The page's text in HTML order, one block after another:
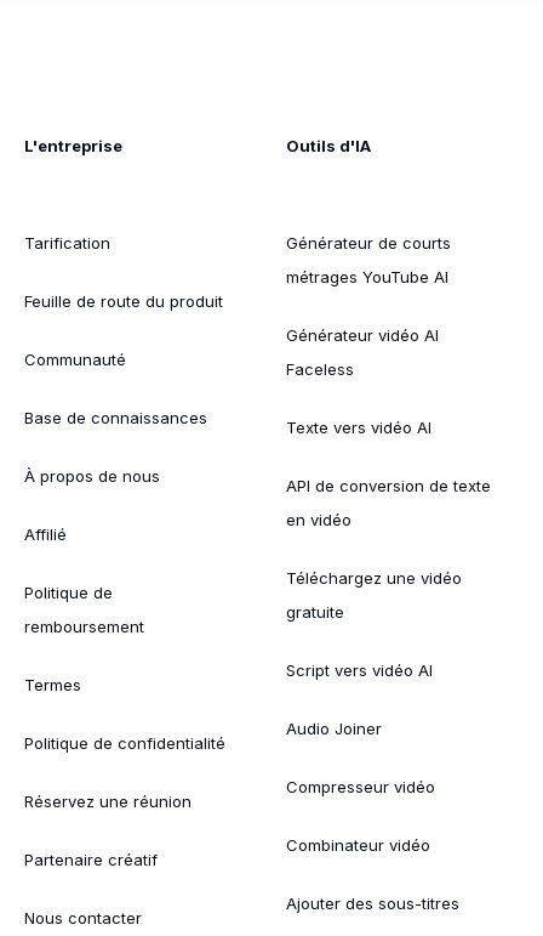
L'entreprise
Tarification
Feuille de route du produit
Communauté
Base de connaissances
À propos de nous
Affilié
Politique de
remboursement
Termes
Politique de confidentialité
Réservez une réunion
Partenaire créatif
Nous contacter
Outils d'IA
Générateur de courts
métrages YouTube AI
Générateur vidéo AI
Faceless
Texte vers vidéo AI
API de conversion de texte
en vidéo
Téléchargez une vidéo
gratuite
Script vers vidéo AI
Audio Joiner
Compresseur vidéo
Combinateur vidéo
Ajouter des sous-titres